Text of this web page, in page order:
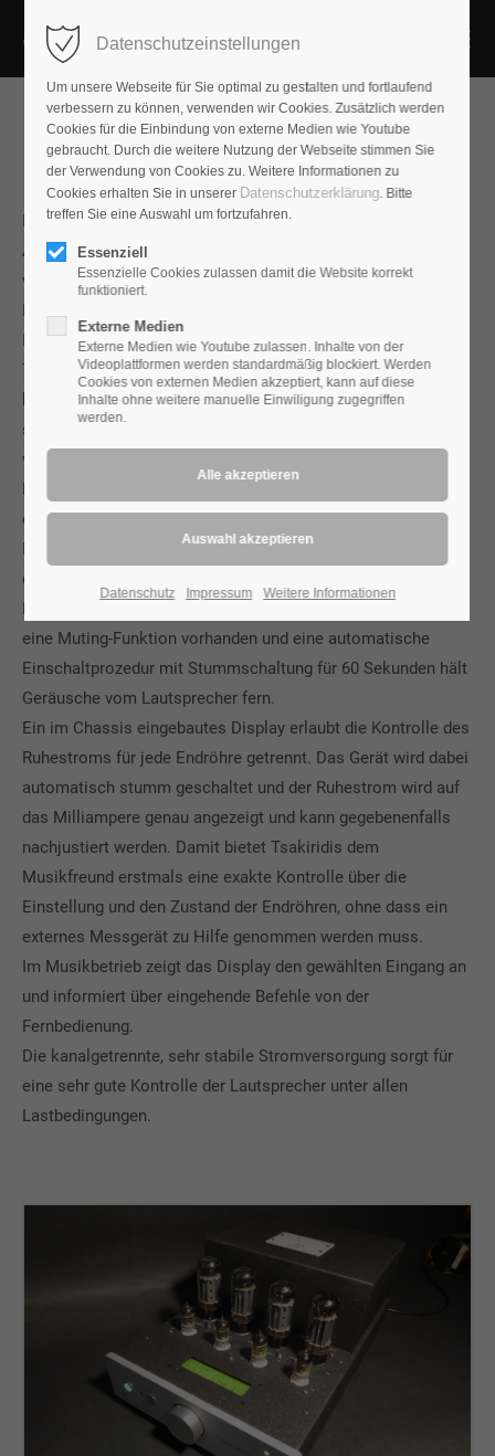
Tsakiridis Aeolos
Mit vier klassischen Endröhren des Typs 6CA7 erreicht der
Aeolus eine Ausgangsleistung von 2x35W die mittels
verlustarmer und breitbandiger Übertrager an den
Lautsprecher gekoppelt werden
Im Betrieb kann das Gerät von Ultralinear-Betrieb auf
Triodenbetrieb umgeschaltet werden. Die Gegenkopplung
kann von „normal“ auf „low“ reduziert werden. So ergeben
sich vielfältige Möglichkeiten den Verstärker optimal an die
verwendeten Lautsprecher anzupassen.
Die Bedienung von Lautstärke und Eingangswahl erfolgt
entweder an der Frontplatte oder mit Hilfe der mitgelieferten
Fernbedienung. Die Lautstärkeregelung erfolgt dabei mit
einem hochwertigen Alps-Motorpoti. Relais schalten die
Eingänge direkt an den Eingangsbuchsen um. Zusätzlich ist
eine Muting-Funktion vorhanden und eine automatische
Einschaltprozedur mit Stummschaltung für 60 Sekunden hält
Geräusche vom Lautsprecher fern.
Ein im Chassis eingebautes Display erlaubt die Kontrolle des
Ruhestroms für jede Endröhre getrennt. Das Gerät wird dabei
automatisch stumm geschaltet und der Ruhestrom wird auf
das Milliampere genau angezeigt und kann gegebenenfalls
nachjustiert werden. Damit bietet Tsakiridis dem
Musikfreund erstmals eine exakte Kontrolle über die
Einstellung und den Zustand der Endröhren, ohne dass ein
externes Messgerät zu Hilfe genommen werden muss.
Im Musikbetrieb zeigt das Display den gewählten Eingang an
und informiert über eingehende Befehle von der
Fernbedienung.
Die kanalgetrennte, sehr stabile Stromversorgung sorgt für
eine sehr gute Kontrolle der Lautsprecher unter allen
Lastbedingungen.
Datenschutzeinstellungen
Um unsere Webseite für Sie optimal zu gestalten und fortlaufend
verbessern zu können, verwenden wir Cookies. Zusätzlich werden
Cookies für die Einbindung von externe Medien wie Youtube
gebraucht. Durch die weitere Nutzung der Webseite stimmen Sie
der Verwendung von Cookies zu. Weitere Informationen zu
Cookies erhalten Sie in unserer Datenschutzerklärung. Bitte
treffen Sie eine Auswahl um fortzufahren.
Essenziell
Essenzielle Cookies zulassen damit die Website korrekt
funktioniert.
Externe Medien
Externe Medien wie Youtube zulassen. Inhalte von der
Videoplattformen werden standardmäßig blockiert. Werden
Cookies von externen Medien akzeptiert, kann auf diese
Inhalte ohne weitere manuelle Einwiligung zugegriffen
werden.
Datenschutz Impressum Weitere Informationen